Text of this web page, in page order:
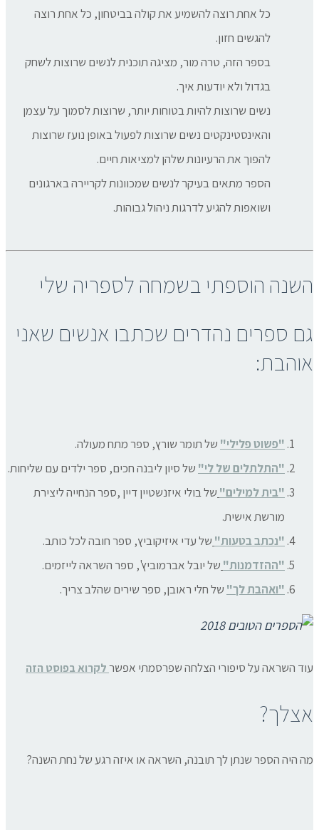
כל אחת רוצה להשמיע את קולה בביטחון, כל אחת רוצה
להגשים חזון.
בספר הזה, טרה מור, מציגה תוכנית לנשים שרוצות לשחק
בגדול ולא יודעות איך.
נשים שרוצות להיות בטוחות יותר, שרוצות לסמוך על עצמן
והאינסטינקטים נשים שרוצות לפעול באופן נועז שרוצות
להפוך את הרעיונות שלהן למציאות חיים.
הספר מתאים בעיקר לנשים שמכוונות לקריירה בארגונים
ושואפות להגיע לדרגות ניהול גבוהות.
השנה הוספתי בשמחה לספריה שלי
גם ספרים נהדרים שכתבו אנשים שאני
אוהבת:
"פשוט פלילי" של תומר שורץ, ספר מתח מעולה.
"התלתלים של לי" של סיון ליבנה חכים, ספר ילדים עם שליחות.
"בית למילים" של בולי איזנשטיין דיין ,ספר הנחייה ליצירת
מורשת אישית.
"נכתב בטעות" של עדי איזיקוביץ, ספר חובה לכל כותב.
"ההזדמנות" של יובל אברמוביץ', ספר השראה לייזמים.
"ואהבת לך" של חלי ראובן, ספר שירים שהלב צריך.
עוד השראה על סיפורי הצלחה שפרסמתי אפשרלקרוא בפוסט הזה
אצלך?
מה היה הספר שנתן לך תובנה, השראה או איזה רגע של נחת השנה?